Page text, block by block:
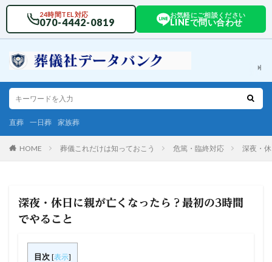
24時間TEL対応
070-4442-0819
お気軽にご相談ください
LINEで問い合わせ
直葬 一日葬 家族葬
HOME 葬儀これだけは知っておこう 危篤・臨終対応 深夜・
深夜・休日に親が亡くなったら？最初の3時間
でやること
目次 [表示]